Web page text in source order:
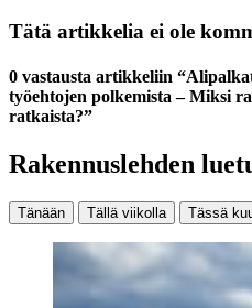
Tätä artikkelia ei ole
0 vastausta artikkeliin
työehtojen polkemista – Miksi
ratkaista?”
Rakennuslehden
Tänään Tällä viikolla Tässä